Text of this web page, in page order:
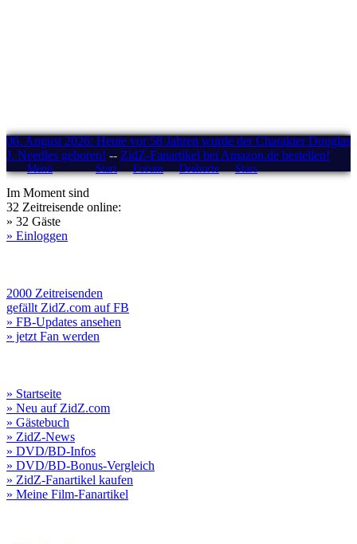
06. August 2026: Heute vor 58 Jahren wurde der Charakter Douglas
J. Needles geboren! -- ZidZ-Fanartikel bei Amazon.de bestellen!
Menü Start Forum Drehorte Stars
Im Moment sind
32 Zeitreisende online:
» 32 Gäste
» Einloggen
2000 Zeitreisenden
gefällt ZidZ.com auf FB
» FB-Updates ansehen
» jetzt Fan werden
» Startseite
» Neu auf ZidZ.com
» Gästebuch
» ZidZ-News
» DVD/BD-Infos
» DVD/BD-Bonus-Vergleich
» ZidZ-Fanartikel kaufen
» Meine Film-Fanartikel